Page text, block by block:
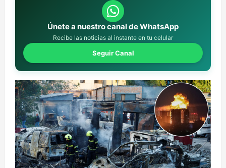
Únete a nuestro canal de WhatsApp
Recibe las noticias al instante en tu celular
Seguir Canal